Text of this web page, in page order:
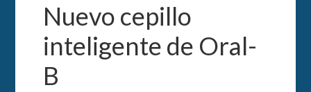
Nuevo cepillo
inteligente de Oral-
B